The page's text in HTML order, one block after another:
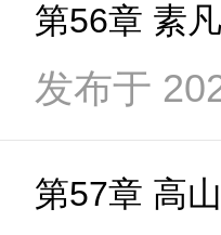
第56章 素
发布于
第57章 高